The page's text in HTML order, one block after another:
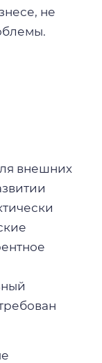
не
внешних